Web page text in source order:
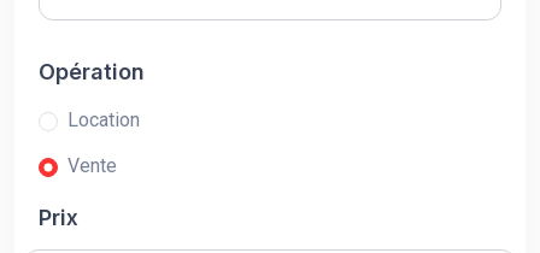
Opération
Location
Vente
Prix